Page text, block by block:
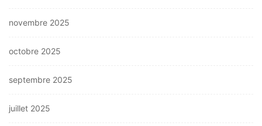
novembre 2025
octobre 2025
septembre 2025
juillet 2025